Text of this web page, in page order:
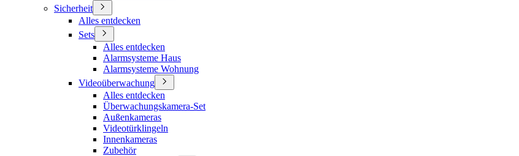
Sicherheit
Alles entdecken
Sets
Alles entdecken
Alarmsysteme Haus
Alarmsysteme Wohnung
Videoüberwachung
Alles entdecken
Überwachungskamera-Set
Außenkameras
Videotürklingeln
Innenkameras
Zubehör